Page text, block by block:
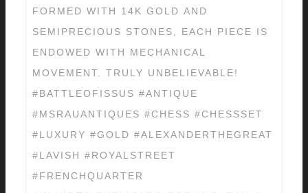
FORMED WITH 14K GOLD AND
SEMIPRECIOUS STONES, EACH PIECE IS
ENDOWED WITH MECHANICAL
MOVEMENT. TRULY UNBELIEVABLE!
#BATTLEOFISSUS #ANTIQUE
#MSRAUANTIQUES #CHESS #CHESSSET
#LUXURY #GOLD #ALEXANDERTHEGREAT
#LAVISH #ROYALSTREET
#FRENCHQUARTER